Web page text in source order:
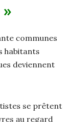
communes
habitants
deviennent
se prêtent
au regard